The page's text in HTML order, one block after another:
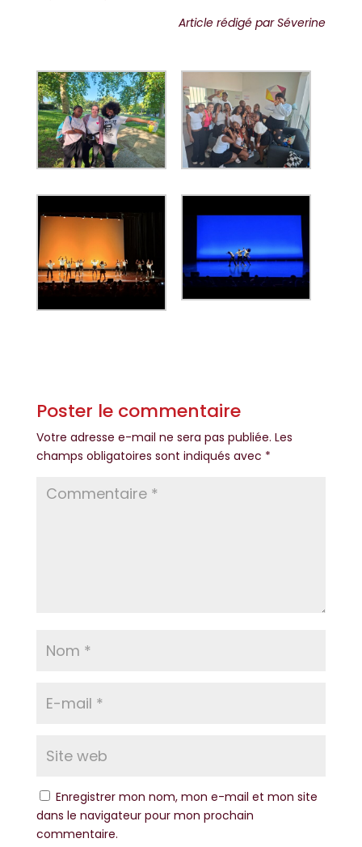
Article rédigé par Séverine
Poster le commentaire
Votre adresse e-mail ne sera pas publiée. Les
champs obligatoires sont indiqués avec *
Enregistrer mon nom, mon e-mail et mon site
dans le navigateur pour mon prochain
commentaire.